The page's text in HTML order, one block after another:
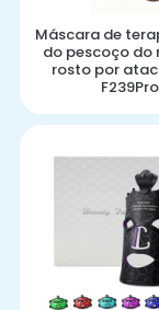
Máscara de
do pescoço do
rosto por
F239Pro